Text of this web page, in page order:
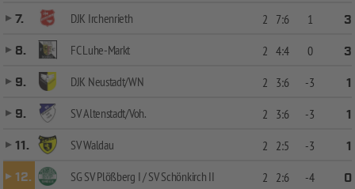
7.
DJK Irchenrieth 2 7:6 1
3
8.
FC Luhe-Markt 2 4:4 0
3
9.
DJK Neustadt/WN 2 3:6 -3
1
9.
SV Altenstadt/Voh. 2 3:6 -3
1
11.
SV Waldau 2 2:5 -3
1
12.
SG SV Plößberg I / SV Schönkirch II 2 2:6 -4 0